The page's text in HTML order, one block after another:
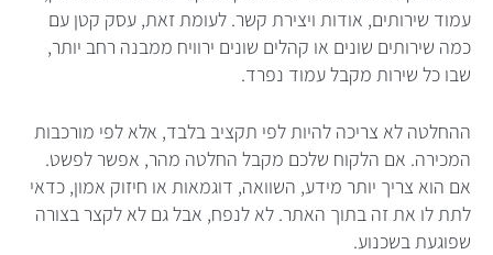
עמוד שירותים, אודות ויצירת קשר. לעומת זאת, עסק קטן עם
כמה שירותים שונים או קהלים שונים ירוויח ממבנה רחב יותר,
שבו כל שירות מקבל עמוד נפרד.
ההחלטה לא צריכה להיות לפי תקציב בלבד, אלא לפי מורכבות
המכירה. אם הלקוח שלכם מקבל החלטה מהר, אפשר לפשט.
אם הוא צריך יותר מידע, השוואה, דוגמאות או חיזוק אמון, כדאי
לתת לו את זה בתוך האתר. לא לנפח, אבל גם לא לקצר בצורה
שפוגעת בשכנוע.